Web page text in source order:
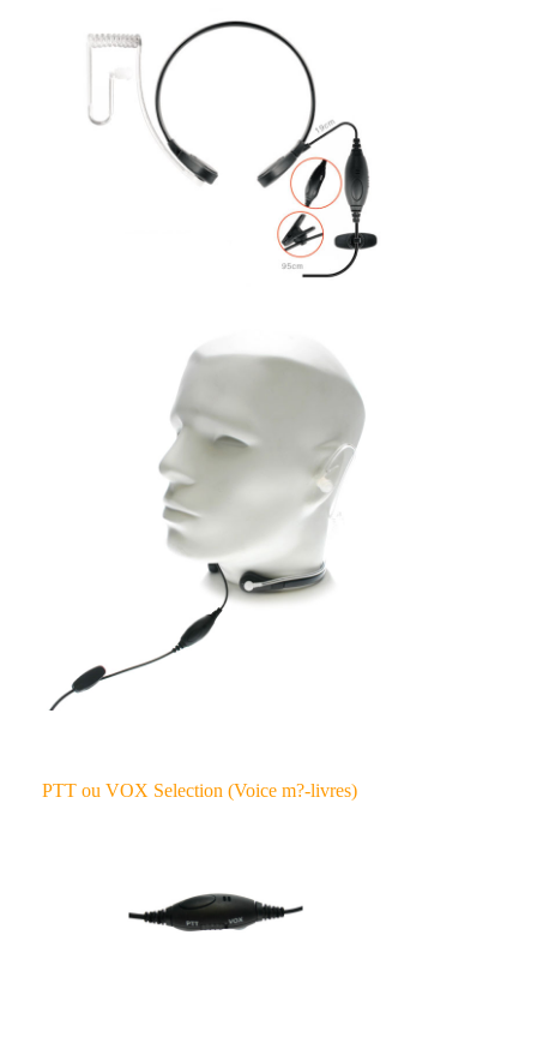
PTT ou VOX Selection (Voice m?-livres)